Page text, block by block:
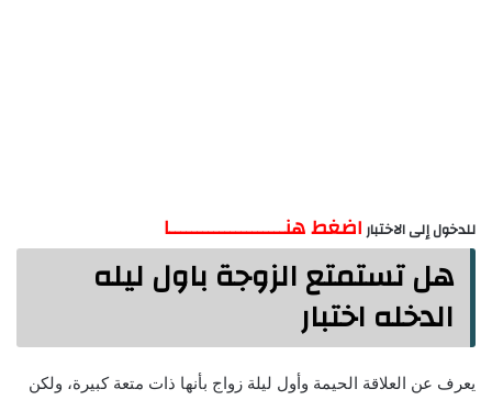
للدخول إلى الاختبار اضغط هنـــــــــــــــــــــا
هل تستمتع الزوجة باول ليله
الدخله اختبار
يعرف عن العلاقة الحيمة وأول ليلة زواج بأنها ذات متعة كبيرة، ولكن